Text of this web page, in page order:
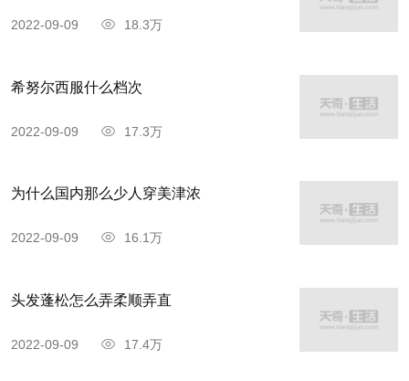
2022-09-09 18.3万
希努尔西服什么档次
2022-09-09 17.3万
为什么国内那么少人穿美津浓
2022-09-09 16.1万
头发蓬松怎么弄柔顺弄直
2022-09-09 17.4万